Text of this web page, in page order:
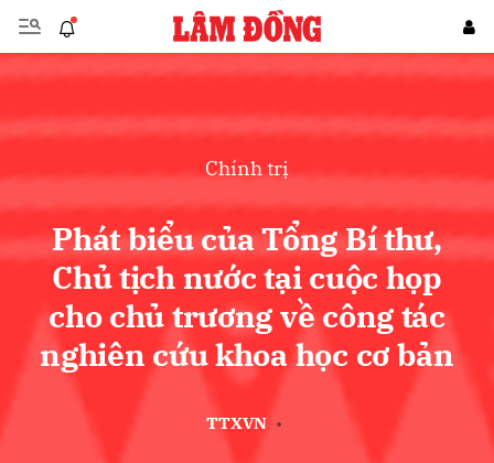
Chính trị
Phát biểu của Tổng Bí thư,
Chủ tịch nước tại cuộc họp
cho chủ trương về công tác
nghiên cứu khoa học cơ bản
TTXVN •